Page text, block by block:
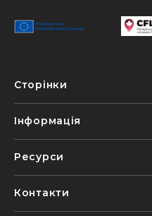
Сторінки
Інформація
Ресурси
Контакти